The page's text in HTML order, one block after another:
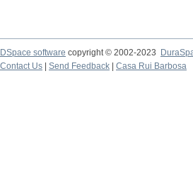
DSpace software copyright © 2002-2023
Contact Us
Send Feedback Casa Rui Barbosa